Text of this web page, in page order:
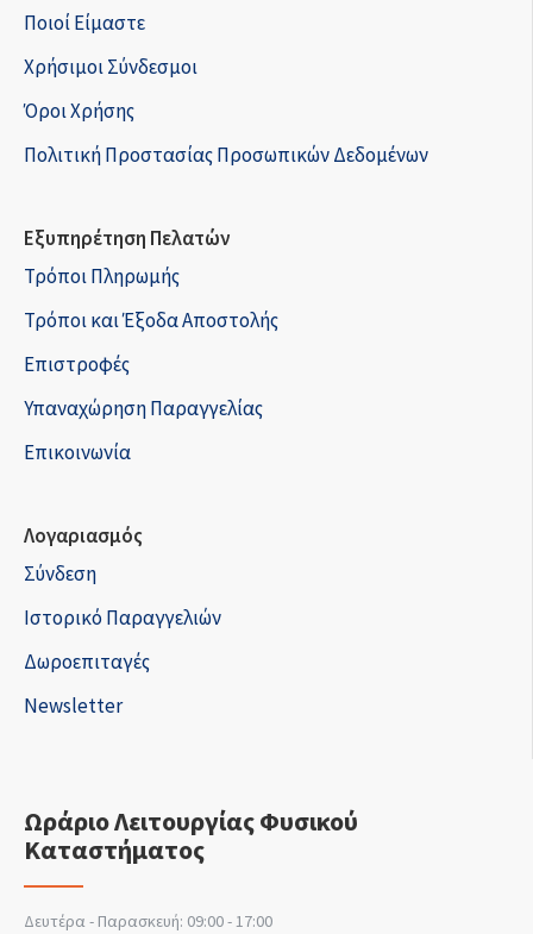
Ποιοί Είμαστε
Χρήσιμοι Σύνδεσμοι
Όροι Χρήσης
Πολιτική Προστασίας Προσωπικών Δεδομένων
Εξυπηρέτηση Πελατών
Τρόποι Πληρωμής
Τρόποι και Έξοδα Αποστολής
Επιστροφές
Υπαναχώρηση Παραγγελίας
Επικοινωνία
Λογαριασμός
Σύνδεση
Ιστορικό Παραγγελιών
Δωροεπιταγές
Newsletter
Ωράριο Λειτουργίας Φυσικού
Καταστήματος
Δευτέρα - Παρασκευή: 09:00 - 17:00